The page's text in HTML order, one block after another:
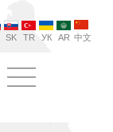
SK TR УК AR 中文